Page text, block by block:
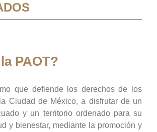
PAOT?
que defiende los derechos de los
Ciudad de México, a disfrutar de un
y un territorio ordenado para su
y bienestar, mediante la promoción y